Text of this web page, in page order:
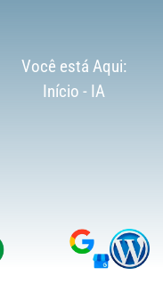
Você está Aqui:
Início - IA